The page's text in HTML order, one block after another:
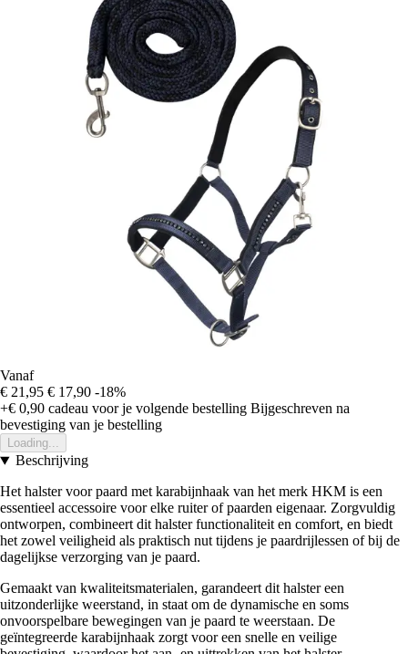
Vanaf
€ 21,95 € 17,90 -18%
+€ 0,90 cadeau voor je volgende bestelling Bijgeschreven na
bevestiging van je bestelling
Loading...
Beschrijving
Het halster voor paard met karabijnhaak van het merk HKM is een
essentieel accessoire voor elke ruiter of paarden eigenaar. Zorgvuldig
ontworpen, combineert dit halster functionaliteit en comfort, en biedt
het zowel veiligheid als praktisch nut tijdens je paardrijlessen of bij de
dagelijkse verzorging van je paard.
Gemaakt van kwaliteitsmaterialen, garandeert dit halster een
uitzonderlijke weerstand, in staat om de dynamische en soms
onvoorspelbare bewegingen van je paard te weerstaan. De
geïntegreerde karabijnhaak zorgt voor een snelle en veilige